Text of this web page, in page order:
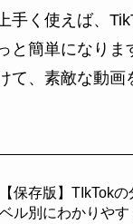
手く使えば、
と簡単になりま
て、素敵な動画
【保存版】TIkTok
ベル別にわかりやす